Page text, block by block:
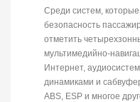
Среди систем,
безопасность
отметить
мультимедийно-
Интернет,
динамиками и
ABS, ESP и многое